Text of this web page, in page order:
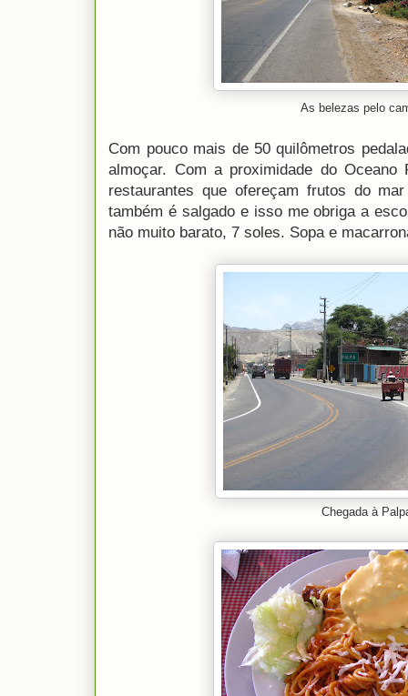
As belezas pelo
Com pouco mais de 50 quilômetros
almoçar. Com a proximidade do
restaurantes que ofereçam frutos do
também é salgado e isso me obriga a
não muito barato, 7 soles. Sopa e
Chegada à